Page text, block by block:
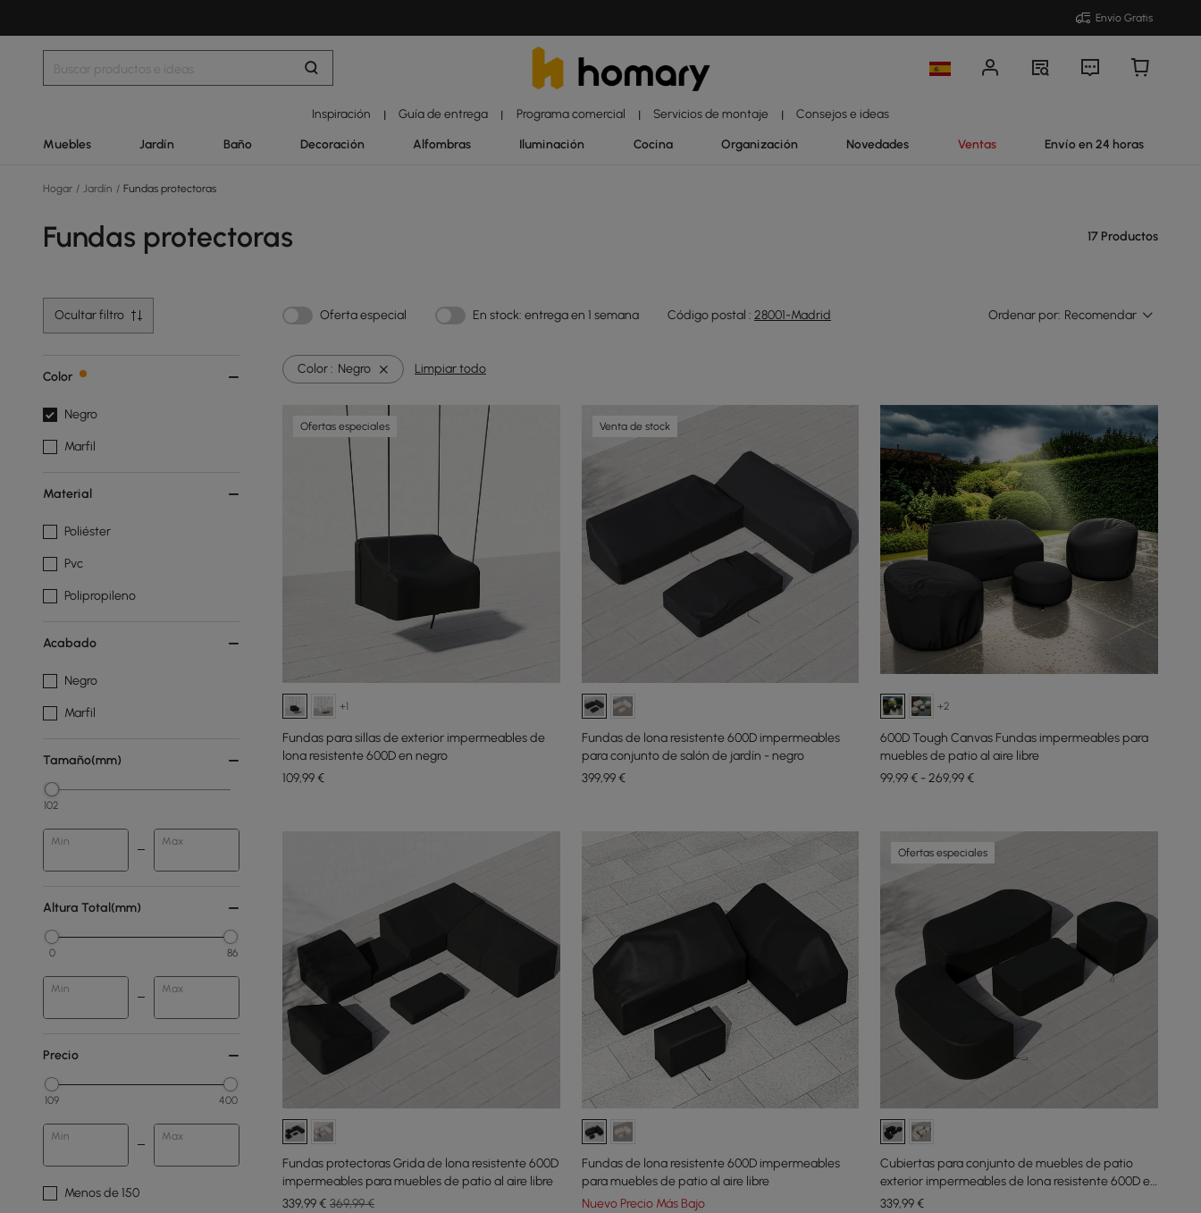
Envío Gratis
Inspiración | Guía de entrega | Programa comercial | Servicios de montaje | Consejos e ideas
Muebles Jardín Baño Decoración Alfombras Iluminación Cocina Organización Novedades Ventas Envío en 24 horas
Hogar / Jardín / Fundas protectoras
Fundas protectoras 17 Productos
Ocultar filtro Oferta especial En stock: entrega en 1 semana Código postal : 28001-Madrid Ordenar por: Recomendar
Color
Negro
Marfil
Material
Poliéster
Pvc
Polipropileno
Acabado
Negro
Marfil
Tamaño(mm)
102
Min Max
Altura Total(mm)
0 86
Min Max
Precio
109 400
Min Max
Menos de 150
Color : Negro Limpiar todo
Ofertas especiales
+1
Fundas para sillas de exterior impermeables de
lona resistente 600D en negro
109,99€
Venta de stock
Fundas de lona resistente 600D impermeables
para conjunto de salón de jardín - negro
399,99€
+2
600D Tough Canvas Fundas impermeables para
muebles de patio al aire libre
99,99 € - 269,99 €
Fundas protectoras Grida de lona resistente 600D
impermeables para muebles de patio al aire libre
339,99€ 369,99 €
Fundas de lona resistente 600D impermeables
para muebles de patio al aire libre
Nuevo Precio Más Bajo
Ofertas especiales
Cubiertas para conjunto de muebles de patio
exterior impermeables de lona resistente 600D en
negro
339,99€